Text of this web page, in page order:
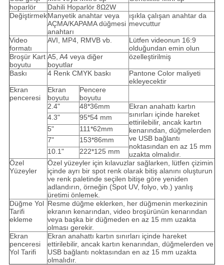
hoparlör
Dahili Hoparlör 8Ω2W
DeğiştirmekManyetik anahtar veya
AÇMA/KAPAMA düğmesi
anahtarı
ışıkla çalışan anahtar da
mevcuttur
Video
formatı
AVI, MP4, RMVB vb.
Lütfen videonun 16:9
olduğundan emin olun
Broşür Kart
boyutu
A5, A4 veya diğer
boyutlar
özelleştirilmiş
Baskı 4 Renk CMYK baskı
Pantone Color maliyeti
ekleyecektir
Ekran
penceresi
Ekran
boyutu
Pencere
boyutu
2.4"
48*36mm
Ekran anahattı kartın
sınırları içinde hareket
ettirilebilir, ancak kartın
kenarından, düğmelerden
ve USB bağlantı
noktasından en az 15 mm
uzakta olmalıdır.
4.3"
95*54 mm
5"
111*62mm
7"
153*86mm
10.1"
222*125 mm
Özel
Yüzeyler
Özel yüzeyler için kılavuzlar sağlarken, lütfen çizimin
içinde ayrı bir spot renk olarak bitiş alanını oluşturun
ve renk paletinde seçilen bitişe göre yeniden
adlandırın, örneğin (Spot UV, folyo, vb.) yanlış
üretimi önlemek.
Düğme Yol
Tarifi
ekleme
Resme düğme eklerken, her düğmenin merkezinin
ekranın kenarından, video broşürünün kenarından
veya başka bir düğmeden en az 15 mm uzakta
olması gerekir.
Ekran
penceresi
Yol Tarifi
Ekran anahattı kartın sınırları içinde hareket
ettirilebilir, ancak kartın kenarından, düğmelerden ve
USB bağlantı noktasından en az 15 mm uzakta
olmalıdır.